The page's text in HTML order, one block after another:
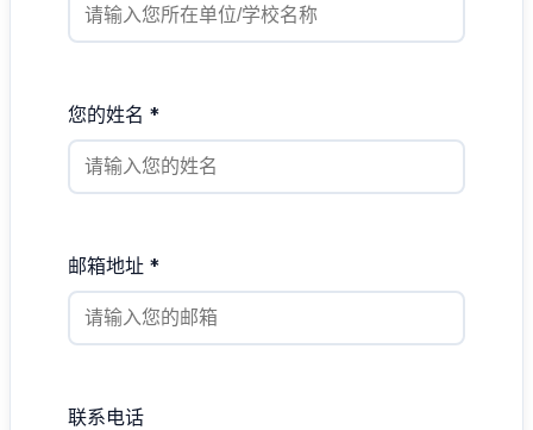
您的姓名 *
邮箱地址 *
联系电话